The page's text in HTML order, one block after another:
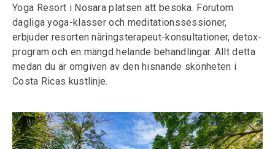
Yoga Resort i Nosara platsen att besöka. Förutom
dagliga yoga-klasser och meditationssessioner,
erbjuder resorten näringsterapeut-konsultationer, detox-
program och en mängd helande behandlingar. Allt detta
medan du är omgiven av den hisnande skönheten i
Costa Ricas kustlinje.